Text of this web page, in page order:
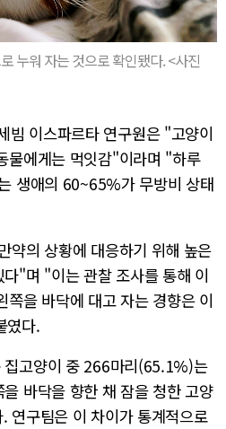
누워 자는 것으로 확인됐다. <사진
빔 이스파르타 연구원은 "고양이
물에게는 먹잇감"이라며 "하루
생애의 60~65%가 무방비 상태
약의 상황에 대응하기 위해 높은
"며 "이는 관찰 조사를 통해 이
쪽을 바닥에 대고 자는 경향은 이
였다.
집고양이 중 266마리(65.1%)는
바닥을 향한 채 잠을 청한 고양
구팀은 이 차이가 통계적으로